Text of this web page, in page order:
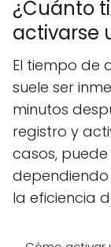
¿Cuánto
activarse
El tiempo de
suele ser
minutos
registro y
casos,
la eficiencia